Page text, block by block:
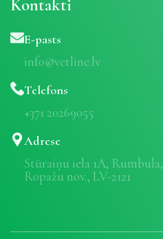
Kontakti
E-pasts
info@vetline.lv
Telefons
+371 20269055
Adrese
Stūraiņu iela 1A, Rumbula,
Ropažu nov., LV-2121